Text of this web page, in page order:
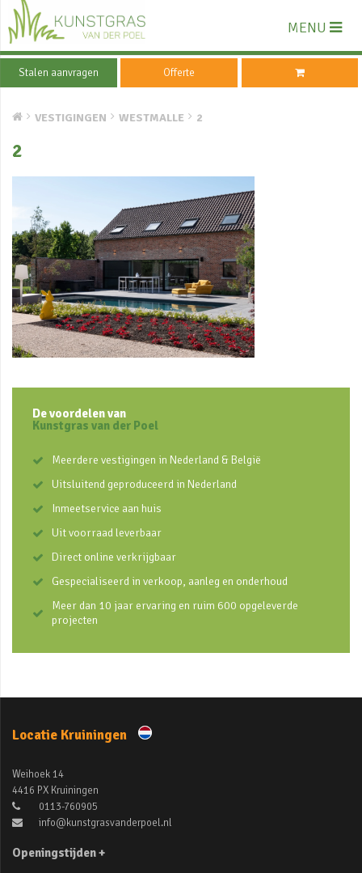
MENU
Stalen aanvragen Offerte
VESTIGINGEN WESTMALLE 2
2
De voordelen van
Kunstgras van der Poel
Meerdere vestigingen in Nederland & België
Uitsluitend geproduceerd in Nederland
Inmeetservice aan huis
Uit voorraad leverbaar
Direct online verkrijgbaar
Gespecialiseerd in verkoop, aanleg en onderhoud
Meer dan 10 jaar ervaring en ruim 600 opgeleverde
projecten
Locatie Kruiningen
Weihoek 14
4416 PX Kruiningen
0113-760905
info@kunstgrasvanderpoel.nl
Openingstijden +